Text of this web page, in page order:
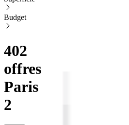
Budget
402
offres
Paris
2